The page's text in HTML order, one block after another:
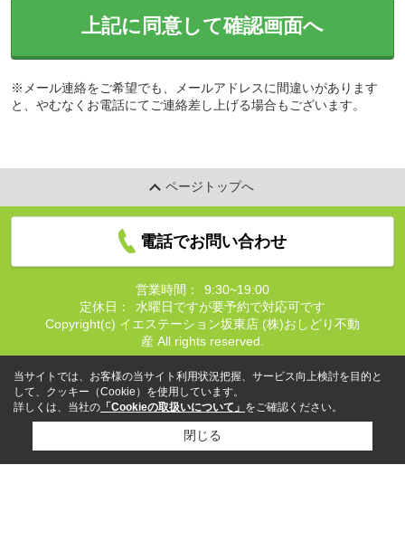
上記に同意して確認画面へ
※メール連絡をご希望でも、メールアドレスに間違いがあります
と、やむなくお電話にてご連絡差し上げる場合もございます。
ページトップへ
電話でお問い合わせ
営業時間：
9:30~19:00
定休日：
水曜日ですが要予約で対応可です
Copyright(c) イエステーション坂東店 (株)おしどり不動
産 All rights reserved.
当サイトでは、お客様の当サイト利用状況把握、サービス向上検討を目的と
して、クッキー（Cookie）を使用しています。
詳しくは、当社の 「Cookieの取扱いについて」 をご確認ください。
閉じる